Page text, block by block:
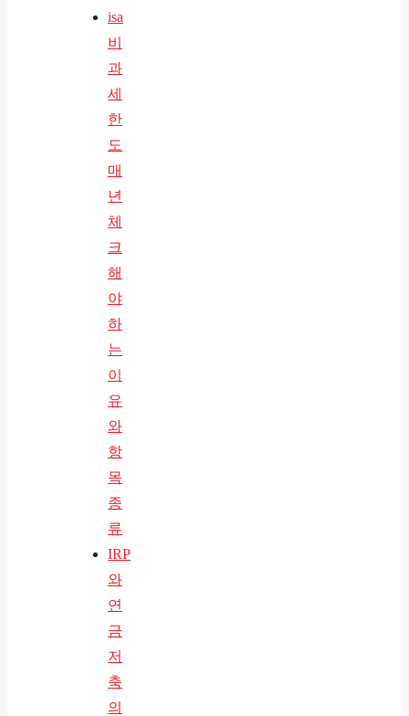
isa
비
과
세
한
도
매
년
체
크
해
야
하
는
이
유
와
항
목
종
류
IRP
와
연
금
저
축
의